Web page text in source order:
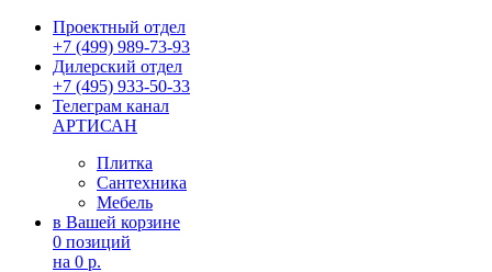
Проектный отдел
+7 (499) 989-73-93
Дилерский отдел
+7 (495) 933-50-33
Телеграм канал
АРТИСАН
Плитка
Сантехника
Мебель
в Вашей корзине
0 позиций
на 0 р.